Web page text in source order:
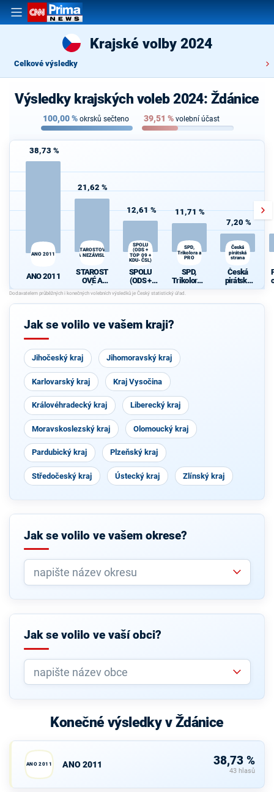
Krajské volby 2024
Celkové výsledky
Výsledky krajských voleb 2024: Ždánice
100,00% okrsků sečteno 39,51 % volební účast
38,73 %
ANO 2011
ANO 2011
21,62 %
STAROSTOVÉ
A NEZÁVISLÍ
STAROST
OVÉ A
NEZÁVISL
Í
12,61 %
SPOLU
(ODS +
TOP 09 +
KDU-ČSL)
SPOLU
(ODS +
TOP 09 +
KDU-ČSL)
11,71 %
SPD,
Trikolora a
PRO
SPD,
Trikolora a
PRO
7,20 %
Česká
pirátská
strana
Česká
pirátská
strana
Jak se volilo ve vašem kraji?
Jihočeský kraj Jihomoravský kraj
Karlovarský kraj Kraj Vysočina
Královéhradecký kraj Liberecký kraj
Moravskoslezský kraj Olomoucký kraj
Pardubický kraj Plzeňský kraj
Středočeský kraj Ústecký kraj Zlínský kraj
Jak se volilo ve vašem okrese?
Jak se volilo ve vaší obci?
Konečné výsledky v Ždánice
ANO 2011 ANO 2011 38,73 %
43 hlasů